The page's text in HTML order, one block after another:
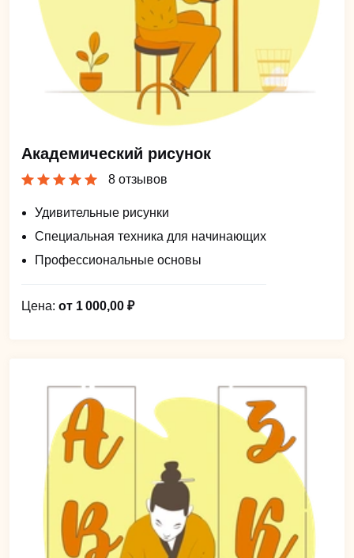
Академический рисунок
8 отзывов
Удивительные рисунки
Специальная техника для начинающих
Профессиональные основы
Цена: от 1 000,00 ₽